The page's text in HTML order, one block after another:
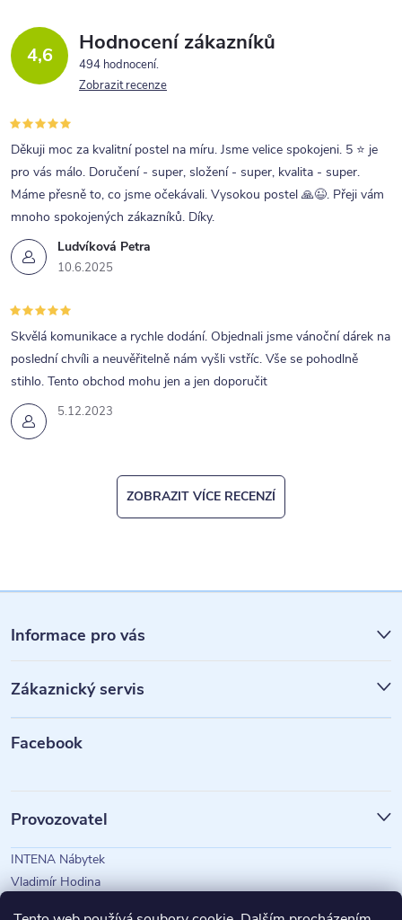
4,6 Hodnocení zákazníků
494 hodnocení
Zobrazit recenze
Ludvíková Petra
10.6.2025
Děkuji moc za kvalitní postel na míru. Jsme velice spokojeni. 5 ⭐ je
pro vás málo. Doručení - super, složení - super, kvalita - super.
Máme přesně to, co jsme očekávali. Vysokou postel 🙏😉. Přeji vám
mnoho spokojených zákazníků. Díky.
5.12.2023
Skvělá komunikace a rychle dodání. Objednali jsme vánoční dárek na
poslední chvíli a neuvěřitelně nám vyšli vstříc. Vše se pohodlně
stihlo. Tento obchod mohu jen a jen doporučit
ZOBRAZIT VÍCE RECENZÍ
á
p
a
Informace pro vás
Zákaznický servis
Facebook
Provozovatel
INTENA Nábytek
Vladimír Hodina